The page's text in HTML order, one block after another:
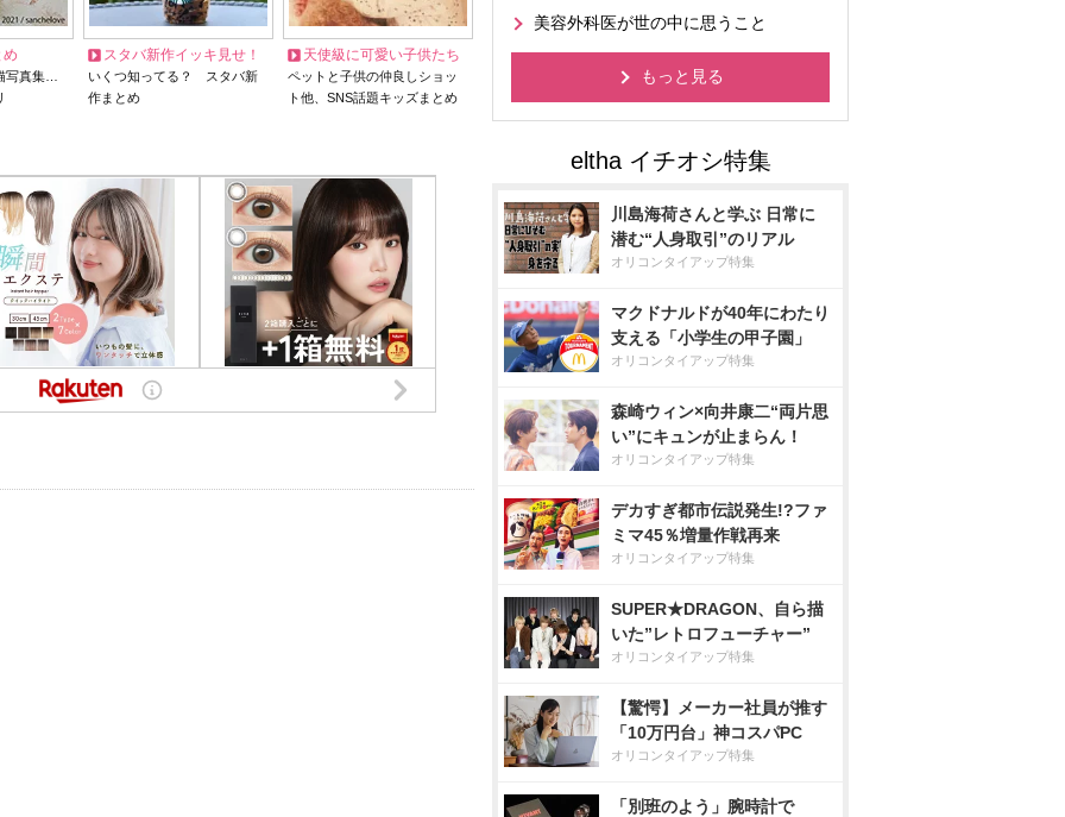
め
写真集…
スタバ新作イッキ見せ！
いくつ知ってる？ スタバ新
作まとめ
天使級に可愛い子供たち
ペットと子供の仲良しショッ
ト他、SNS話題キッズまとめ
美容外科医が世の中に思うこと
もっと見る
川島海荷さんと学ぶ 日常に
潜む“人身取引”のリアル
オリコンタイアップ特集
マクドナルドが40年にわたり
支える「小学生の甲子園」
オリコンタイアップ特集
森崎ウィン×向井康二“両片思
い”にキュンが止まらん！
オリコンタイアップ特集
デカすぎ都市伝説発生!?ファ
ミマ45％増量作戦再来
オリコンタイアップ特集
SUPER★DRAGON、自ら描
いた”レトロフューチャー”
オリコンタイアップ特集
【驚愕】メーカー社員が推す
「10万円台」神コスパPC
オリコンタイアップ特集
「別班のよう」腕時計で